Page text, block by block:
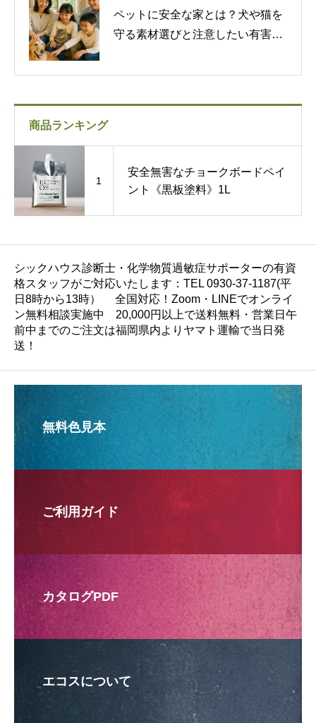
ペットに安全な家とは？犬や猫を
守る素材選びと注意したい有害物
商品ランキング
1
安全無害なチョークボードペイ
ント《黒板塗料》1L
シックハウス診断士・化学物質過敏症サポーターの有資
格スタッフがご対応いたします：TEL 0930-37-1187(平
日8時から13時） 全国対応！Zoom・LINEでオンライ
ン無料相談実施中 20,000円以上で送料無料・営業日午
前中までのご注文は福岡県内よりヤマト運輸で当日発
送！
無料色見本
ご利用ガイド
カタログPDF
エコスについて